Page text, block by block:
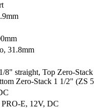
31.8mm
straight, Top Zero-
Zero-Stack 1 1/2" (ZS
E, 12V, DC